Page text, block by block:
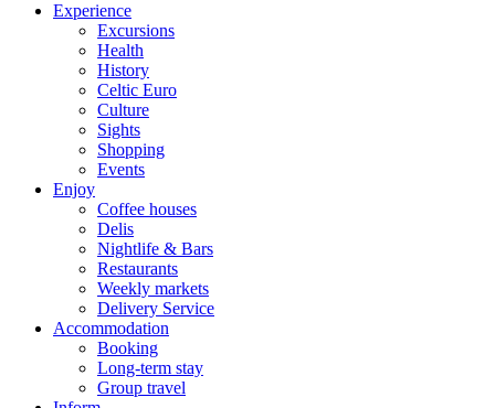
Experience
Excursions
Health
History
Celtic Euro
Culture
Sights
Shopping
Events
Enjoy
Coffee houses
Delis
Nightlife & Bars
Restaurants
Weekly markets
Delivery Service
Accommodation
Booking
Long-term stay
Group travel